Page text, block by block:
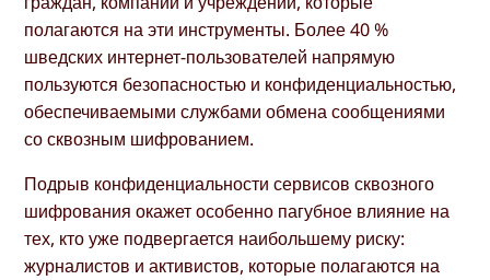
полагаются на эти инструменты. Более 40 %
шведских интернет-пользователей напрямую
пользуются безопасностью и конфиденциальностью,
обеспечиваемыми службами обмена сообщениями
со сквозным шифрованием.
Подрыв конфиденциальности сервисов сквозного
шифрования окажет особенно пагубное влияние на
тех, кто уже подвергается наибольшему риску:
журналистов и активистов, которые полагаются на